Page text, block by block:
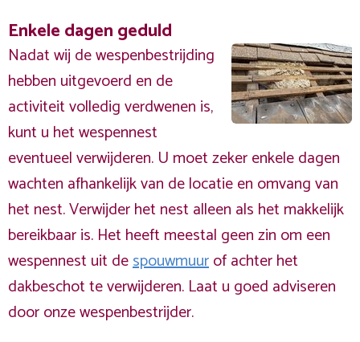
Enkele dagen geduld
Nadat wij de wespenbestrijding
hebben uitgevoerd en de
activiteit volledig verdwenen is,
kunt u het wespennest
eventueel verwijderen. U moet zeker enkele dagen
wachten afhankelijk van de locatie en omvang van
het nest. Verwijder het nest alleen als het makkelijk
bereikbaar is. Het heeft meestal geen zin om een
wespennest uit despouwmuurof achter het
dakbeschot te verwijderen. Laat u goed adviseren
door onze wespenbestrijder.